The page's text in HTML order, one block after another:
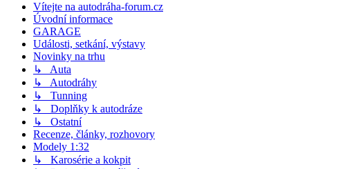
Vítejte na autodráha-forum.cz
Úvodní informace
GARAGE
Události, setkání, výstavy
Novinky na trhu
↳ Auta
↳ Autodráhy
↳ Tunning
↳ Doplňky k autodráze
↳ Ostatní
Recenze, články, rozhovory
Modely 1:32
↳ Karosérie a kokpit